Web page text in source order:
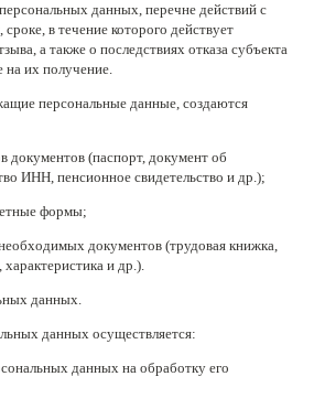
данных, перечне действий с
в течение которого действует
а также о последствиях отказа субъекта
на их получение.
персональные данные, создаются
документов (паспорт, документ об
ИНН, пенсионное свидетельство и др.);
формы;
документов (трудовая книжка,
и др.).
данных.
данных осуществляется:
данных на обработку его